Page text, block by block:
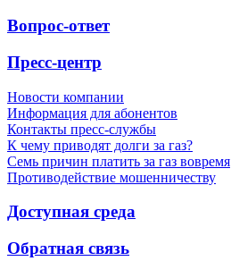
Вопрос-ответ
Пресс-центр
Новости компании
Информация для абонентов
Контакты пресс-службы
К чему приводят долги за газ?
Семь причин платить за газ вовремя
Противодействие мошенничеству
Доступная среда
Обратная связь